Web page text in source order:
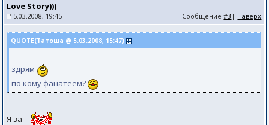
Love Story)))
5.03.2008, 19:45 Сообщение#3 | Наверх
QUOTE(Татоша @ 5.03.2008, 15:47)
здрям
по кому фанатеем?
Я за